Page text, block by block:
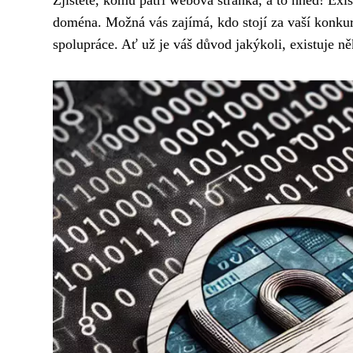
doména. Možná vás zajímá, kdo stojí za vaší
spolupráce. Ať už je váš důvod jakýkoli, existuje